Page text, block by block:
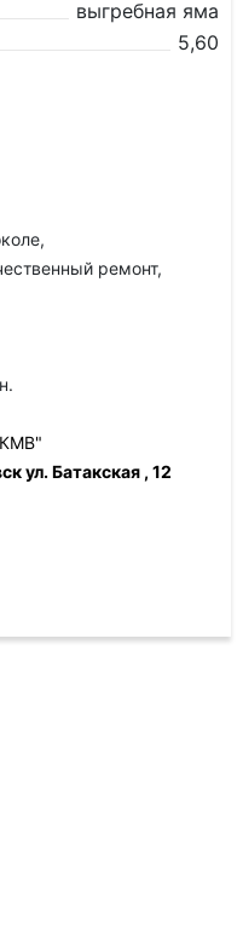
выгребная яма
5,60
ремонт,
КМВ"
ул. Батакская , 12